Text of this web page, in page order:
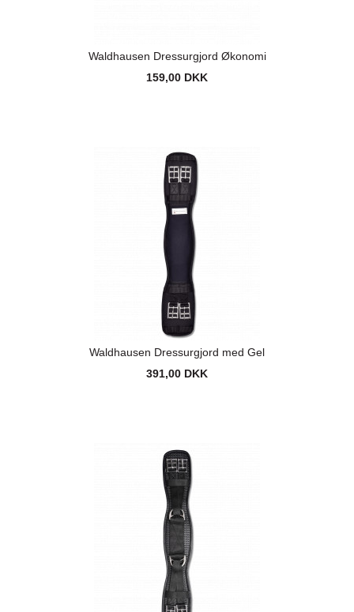
Waldhausen Dressurgjord Økonomi
159,00 DKK
Waldhausen Dressurgjord med Gel
391,00 DKK